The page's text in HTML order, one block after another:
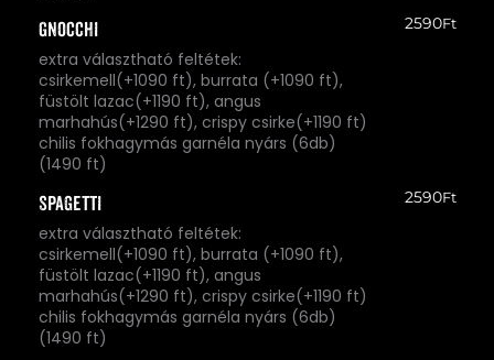
Gnocchi
extra választható feltétek:
csirkemell(+1090 ft), burrata (+1090 ft),
füstölt lazac(+1190 ft), angus
marhahús(+1290 ft), crispy csirke(+1190 ft)
chilis fokhagymás garnéla nyárs (6db)
(1490 ft)
2590Ft
Spagetti
extra választható feltétek:
csirkemell(+1090 ft), burrata (+1090 ft),
füstölt lazac(+1190 ft), angus
marhahús(+1290 ft), crispy csirke(+1190 ft)
chilis fokhagymás garnéla nyárs (6db)
(1490 ft)
2590Ft